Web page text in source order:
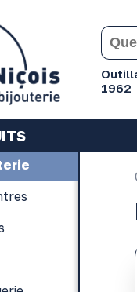
1962
matière de cookies